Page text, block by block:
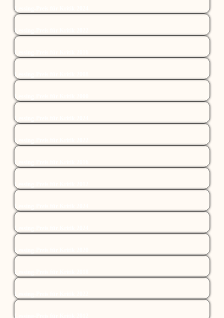
Lessing-Preis für Kritik 2024
Lessing-Preis für Kritik 2022
Lessing-Preis für Kritik 2016
Lessing-Preis für Kritik 2008
Lessing-Preis für Kritik 2000
Lessing-Preis für Kritik 2024
Lessing-Preis für Kritik 2022
Lessing-Preis für Kritik 2016
Lessing-Preis für Kritik 2012
Lessing-Preis für Kritik 2024
Lessing-Preis für Kritik 2024
Lessing-Preis für Kritik 2020
Lessing-Preis für Kritik 2018
Lessing-Preis für Kritik 2022
Lessing-Preis für Kritik 2012